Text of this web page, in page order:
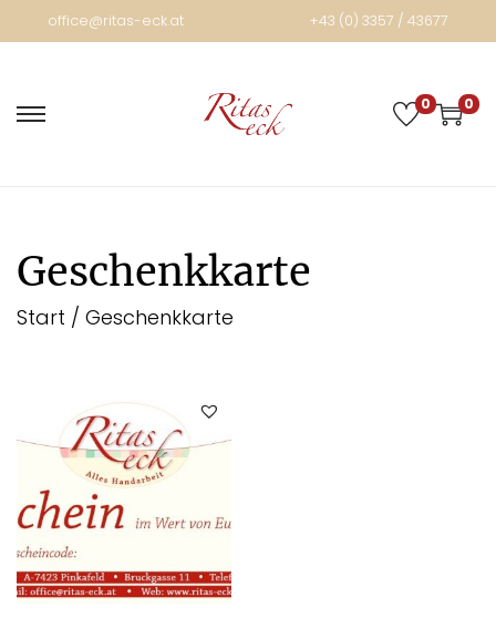
office@ritas-eck.at +43 (0) 3357 / 43677
0 0
Geschenkkarte
Start / Geschenkkarte